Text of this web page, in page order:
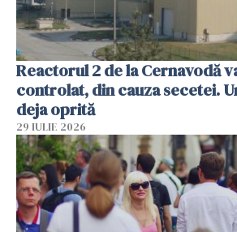
Reactorul 2 de la Cernavodă
controlat, din cauza secetei.
deja oprită
29 IULIE 2026